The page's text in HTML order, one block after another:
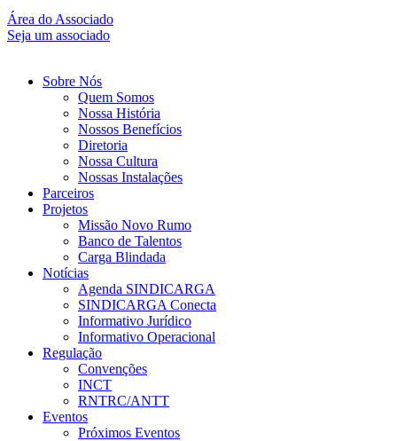
Área do Associado
Seja um associado
Sobre Nós
Quem Somos
Nossa História
Nossos Benefícios
Diretoria
Nossa Cultura
Nossas Instalações
Parceiros
Projetos
Missão Novo Rumo
Banco de Talentos
Carga Blindada
Notícias
Agenda SINDICARGA
SINDICARGA Conecta
Informativo Jurídico
Informativo Operacional
Regulação
Convenções
INCT
RNTRC/ANTT
Eventos
Próximos Eventos